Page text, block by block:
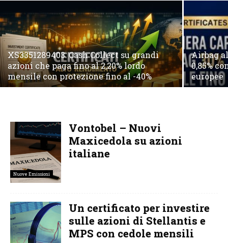
XS3351289403: Cash Collect su grandi
azioni che paga fino al 2,20% lordo
mensile con protezione fino al -40%
Airbag
0,85%
europee
Nuove Emissioni
Vontobel – Nuovi
Maxicedola su azioni
italiane
Un certificato per investire
sulle azioni di Stellantis e
MPS con cedole mensili